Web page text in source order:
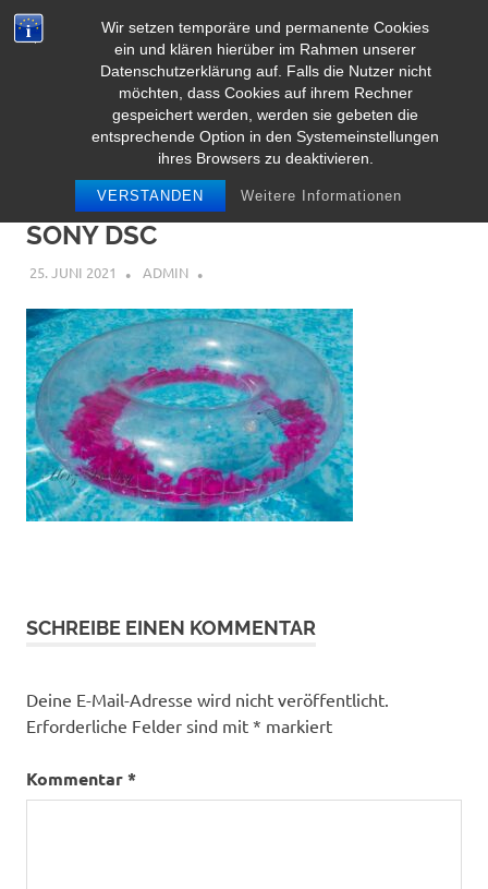
Wir setzen temporäre und permanente Cookies
ein und klären hierüber im Rahmen unserer
Datenschutzerklärung auf. Falls die Nutzer nicht
möchten, dass Cookies auf ihrem Rechner
gespeichert werden, werden sie gebeten die
entsprechende Option in den Systemeinstellungen
ihres Browsers zu deaktivieren.
VERSTANDEN Weitere Informationen
Zum
InhaltHerz Pooltoy
SONY DSC
25. JUNI 2021 ADMIN
SCHREIBE EINEN KOMMENTAR
Deine E-Mail-Adresse wird nicht veröffentlicht.
Erforderliche Felder sind mit * markiert
Kommentar*